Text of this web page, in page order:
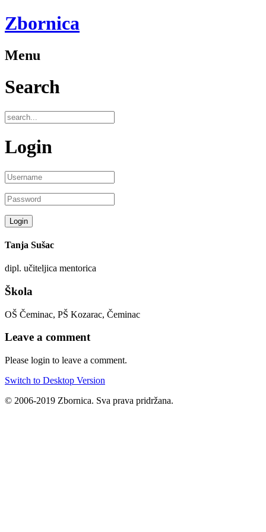
Zbornica
Menu
Search
Login
Tanja Sušac
dipl. učiteljica mentorica
Škola
OŠ Čeminac, PŠ Kozarac, Čeminac
Leave a comment
Please login to leave a comment.
Switch to Desktop Version
© 2006-2019 Zbornica. Sva prava pridržana.